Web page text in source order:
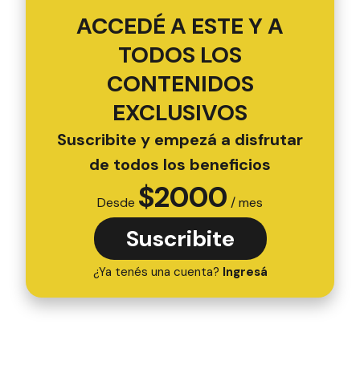
ACCEDÉ A ESTE Y A
TODOS LOS
CONTENIDOS
EXCLUSIVOS
Suscribite y empezá a disfrutar
de todos los beneficios
Desde $2000 / mes
Suscribite
¿Ya tenés una cuenta? Ingresá